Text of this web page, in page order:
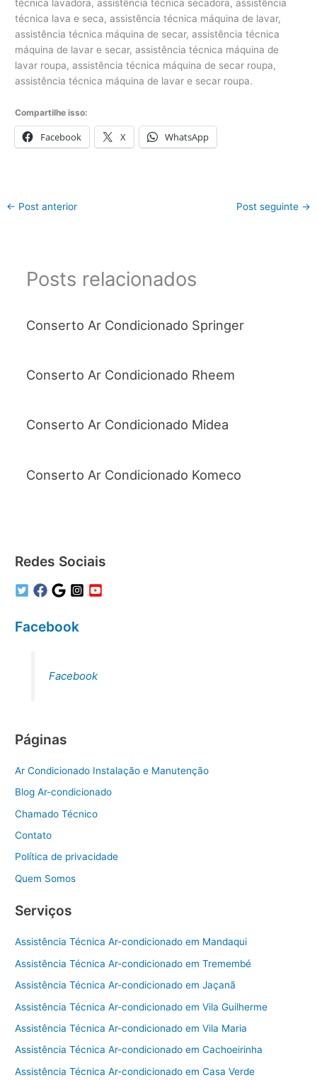
Compartilhe isso:
Facebook X WhatsApp
← Post anterior Post seguinte →
Posts relacionados
Conserto Ar Condicionado Springer
Conserto Ar Condicionado Rheem
Conserto Ar Condicionado Midea
Conserto Ar Condicionado Komeco
Redes Sociais
Facebook
Facebook
Páginas
Ar Condicionado Instalação e Manutenção
Blog Ar-condicionado
Chamado Técnico
Contato
Política de privacidade
Quem Somos
Serviços
Assistência Técnica Ar-condicionado em Mandaqui
Assistência Técnica Ar-condicionado em Tremembé
Assistência Técnica Ar-condicionado em Jaçanã
Assistência Técnica Ar-condicionado em Vila Guilherme
Assistência Técnica Ar-condicionado em Vila Maria
Assistência Técnica Ar-condicionado em Cachoeirinha
Assistência Técnica Ar-condicionado em Casa Verde